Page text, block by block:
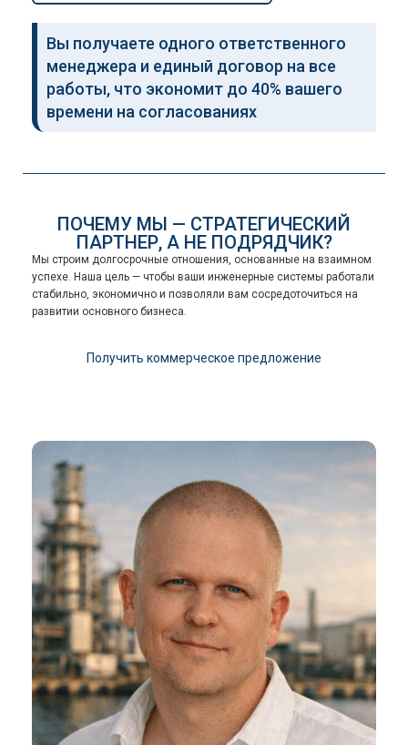
Вы получаете одного ответственного
менеджера и единый договор на все
работы, что экономит до 40% вашего
времени на согласованиях
ПОЧЕМУ МЫ — СТРАТЕГИЧЕСКИЙ
ПАРТНЕР, А НЕ ПОДРЯДЧИК?
Мы строим долгосрочные отношения, основанные на взаимном
успехе. Наша цель — чтобы ваши инженерные системы работали
стабильно, экономично и позволяли вам сосредоточиться на
развитии основного бизнеса.
Получить коммерческое предложение